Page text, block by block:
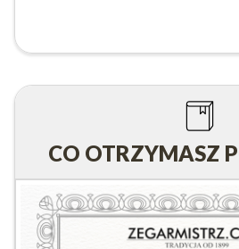
CO OTRZYMASZ